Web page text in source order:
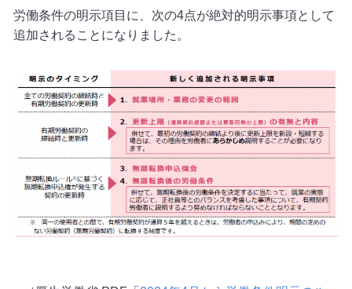
労働条件の明示項目に、次の4点が絶対的明示事項として
追加されることになりました。